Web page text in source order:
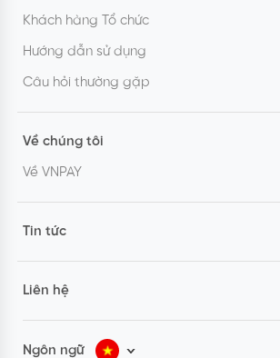
Khách hàng Tổ chức
Hướng dẫn sử dụng
Câu hỏi thường gặp
Về chúng tôi
Về VNPAY
Tin tức
Liên hệ
Ngôn ngữ